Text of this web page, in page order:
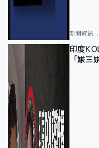
新聞資訊
印度
「嫌